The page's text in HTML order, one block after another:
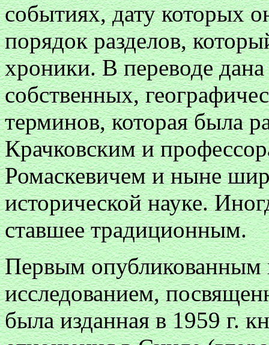
событиях, дату которых
порядок разделов,
хроники. В переводе
собственных,
терминов, которая была
Крачковским и
Ромаскевичем и ныне
исторической науке.
ставшее традиционным.
Первым
исследованием,
была изданная в 1959 г.